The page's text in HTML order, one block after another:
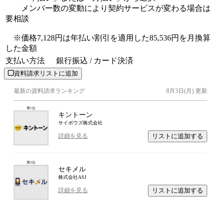
メンバー数の変動により契約サービスが変わる場合は
要相談
※価格7,128円は年払い割引を適用した85,536円を月換算
した金額
支払い方法
銀行振込 / カード決済
資料請求リストに追加
最新の資料請求ランキング 8月3日(月) 更新
第1位
キントーン
サイボウズ株式会社
詳細を見る リストに追加する
第2位
セキメル
株式会社ASJ
詳細を見る リストに追加する